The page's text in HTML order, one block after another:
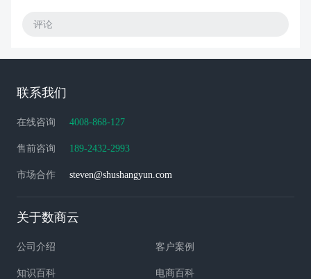
评论
联系我们
在线咨询 4008-868-127
售前咨询 189-2432-2993
市场合作 steven@shushangyun.com
关于数商云
公司介绍 客户案例
知识百科 电商百科